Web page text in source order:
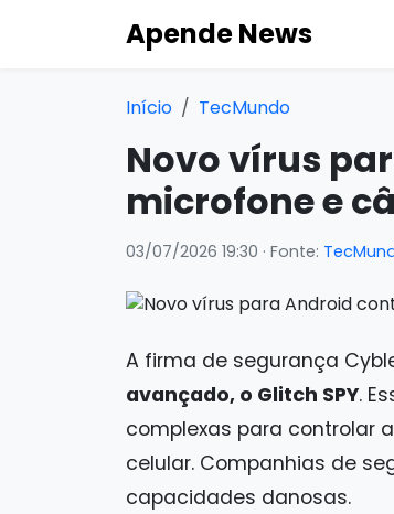
Apende News
Início TecMundo
Novo vírus
microfone e
03/07/2026 19:30 · Fonte:
A firma de segurança
avançado, o Glitch SPY.
complexas para controlar
celular. Companhias de
capacidades danosas.